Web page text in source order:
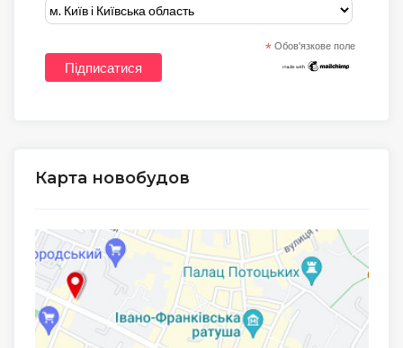
* Обов'язкове поле
Карта новобудов